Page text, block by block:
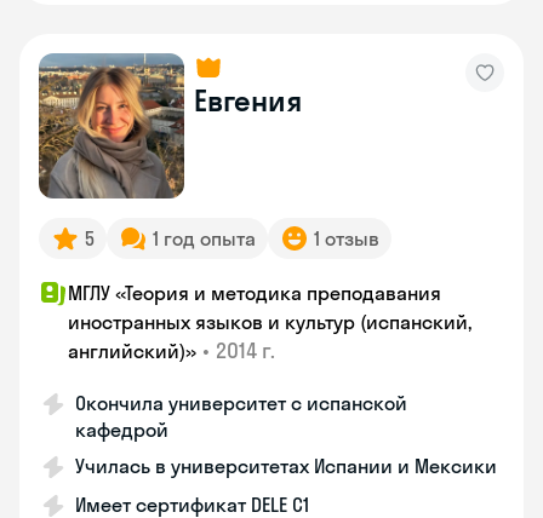
Евгения
5 1 год опыта 1 отзыв
МГЛУ «Теория и методика преподавания
иностранных языков и культур (испанский,
английский)» • 2014 г.
Окончила университет с испанской
кафедрой
Училась в университетах Испании и Мексики
Имеет сертификат DELE C1